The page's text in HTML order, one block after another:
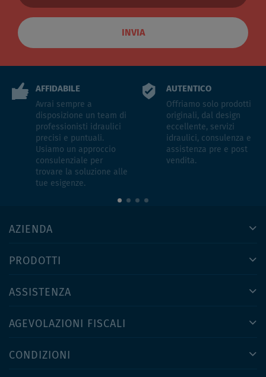
INVIA
AFFIDABILE
Avrai sempre a
disposizione un team di
professionisti idraulici
precisi e puntuali.
Usiamo un approccio
consulenziale per
trovare la soluzione alle
tue esigenze.
AUTENTICO
Offriamo solo prodotti
originali, dal design
eccellente, servizi
idraulici, consulenza e
assistenza pre e post
vendita.
AZIENDA
PRODOTTI
ASSISTENZA
AGEVOLAZIONI FISCALI
CONDIZIONI